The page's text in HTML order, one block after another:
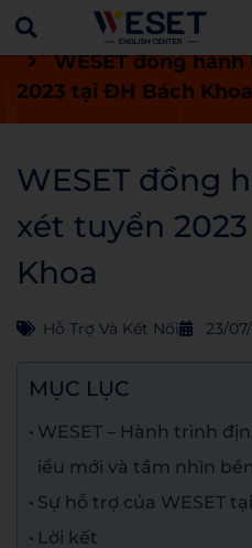
Trang chủ Tin tức
WESET đồng
2023 tại ĐH Bách Khoa
WESET đồng
xét tuyển
Khoa
Hỗ Trợ Và Kết Nối 23/
MỤC LỤC
WESET – Hành trình
iểu mới và tầm nhìn
Sự hỗ trợ của WESET
Lời kết